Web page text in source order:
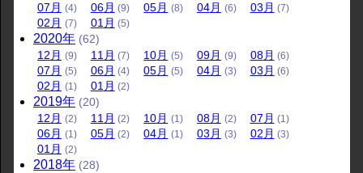
07月 (4) 06月 (9) 05月 (8) 04月 (6) 03月 (7)
02月 (7) 01月 (5)
2020年 (62)
12月 (9) 11月 (7) 10月 (5) 09月 (9) 08月 (6)
07月 (5) 06月 (4) 05月 (5) 04月 (3) 03月 (6)
02月 (1) 01月 (2)
2019年 (20)
12月 (2) 11月 (2) 10月 (1) 08月 (2) 07月 (1)
06月 (1) 05月 (2) 04月 (1) 03月 (3) 02月 (3)
01月 (2)
2018年 (28)